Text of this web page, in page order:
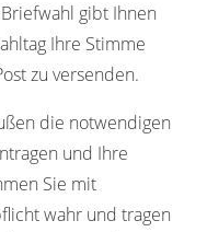
gibt Ihnen
Ihre Stimme
zu versenden.
die notwendigen
und Ihre
Sie mit
wahr und tragen